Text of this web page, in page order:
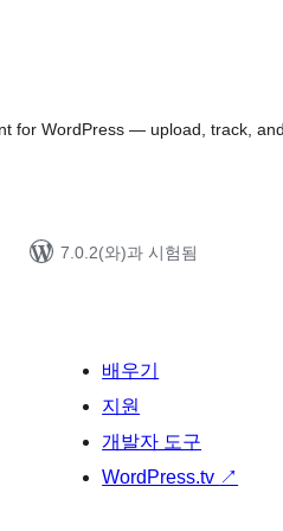
for WordPress — upload, track,
7.0.2(와)과 시험됨
배우기
지원
개발자 도구
WordPress.tv ↗